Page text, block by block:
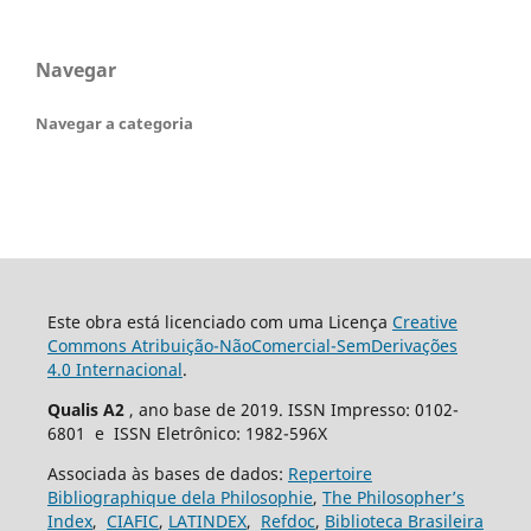
Navegar
Navegar a categoria
Este obra está licenciado com uma Licença Creative
Commons Atribuição-NãoComercial-SemDerivações
4.0 Internacional.
Qualis A2 , ano base de 2019. ISSN Impresso: 0102-
6801 e ISSN Eletrônico: 1982-596X
Associada às bases de dados: Repertoire
Bibliographique dela Philosophie, The Philosopher’s
Index, CIAFIC, LATINDEX, Refdoc, Biblioteca Brasileira